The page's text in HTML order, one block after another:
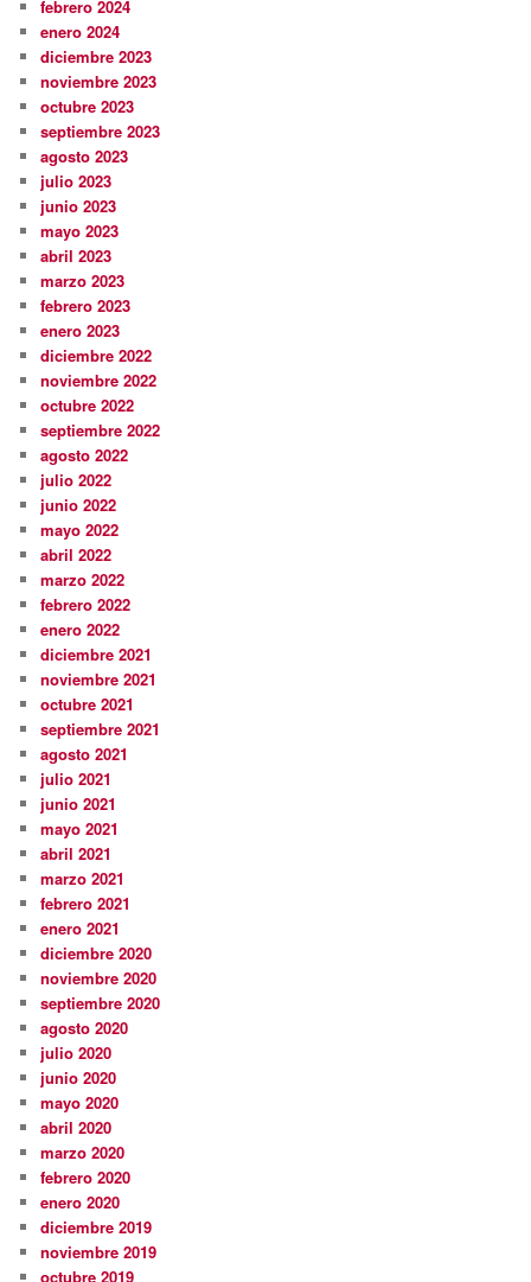
febrero 2024
enero 2024
diciembre 2023
noviembre 2023
octubre 2023
septiembre 2023
agosto 2023
julio 2023
junio 2023
mayo 2023
abril 2023
marzo 2023
febrero 2023
enero 2023
diciembre 2022
noviembre 2022
octubre 2022
septiembre 2022
agosto 2022
julio 2022
junio 2022
mayo 2022
abril 2022
marzo 2022
febrero 2022
enero 2022
diciembre 2021
noviembre 2021
octubre 2021
septiembre 2021
agosto 2021
julio 2021
junio 2021
mayo 2021
abril 2021
marzo 2021
febrero 2021
enero 2021
diciembre 2020
noviembre 2020
septiembre 2020
agosto 2020
julio 2020
junio 2020
mayo 2020
abril 2020
marzo 2020
febrero 2020
enero 2020
diciembre 2019
noviembre 2019
octubre 2019